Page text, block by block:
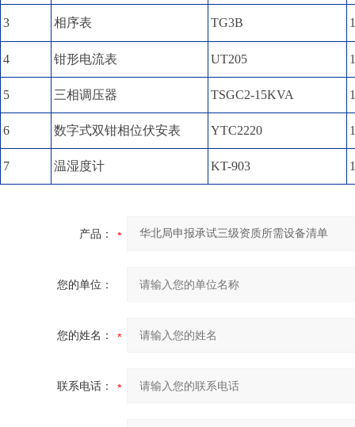
3 相序表 TG3B
4 钳形电流表 UT205
5 三相调压器 TSGC2-15KVA
6 数字式双钳相位伏安表 YTC2220
7 温湿度计 KT-903
产品：
您的单位：
您的姓名：
联系电话：